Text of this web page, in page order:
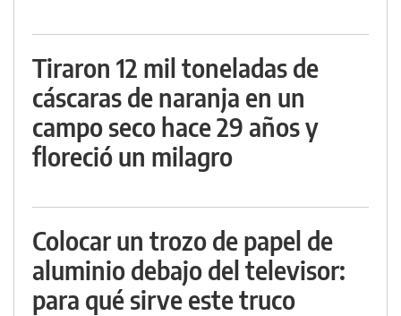
Tiraron 12 mil toneladas de
cáscaras de naranja en un
campo seco hace 29 años y
floreció un milagro
Colocar un trozo de papel de
aluminio debajo del televisor:
para qué sirve este truco